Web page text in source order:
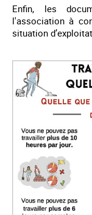
Enfin, les
l'association à
situation